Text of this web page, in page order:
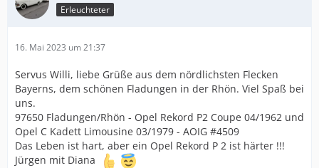
Erleuchteter
16. Mai 2023 um 21:37
Servus Willi, liebe Grüße aus dem nördlichsten Flecken
Bayerns, dem schönen Fladungen in der Rhön. Viel Spaß bei
uns.
97650 Fladungen/Rhön - Opel Rekord P2 Coupe 04/1962 und
Opel C Kadett Limousine 03/1979 - AOIG #4509
Das Leben ist hart, aber ein Opel Rekord P 2 ist härter !!!
Jürgen mit Diana